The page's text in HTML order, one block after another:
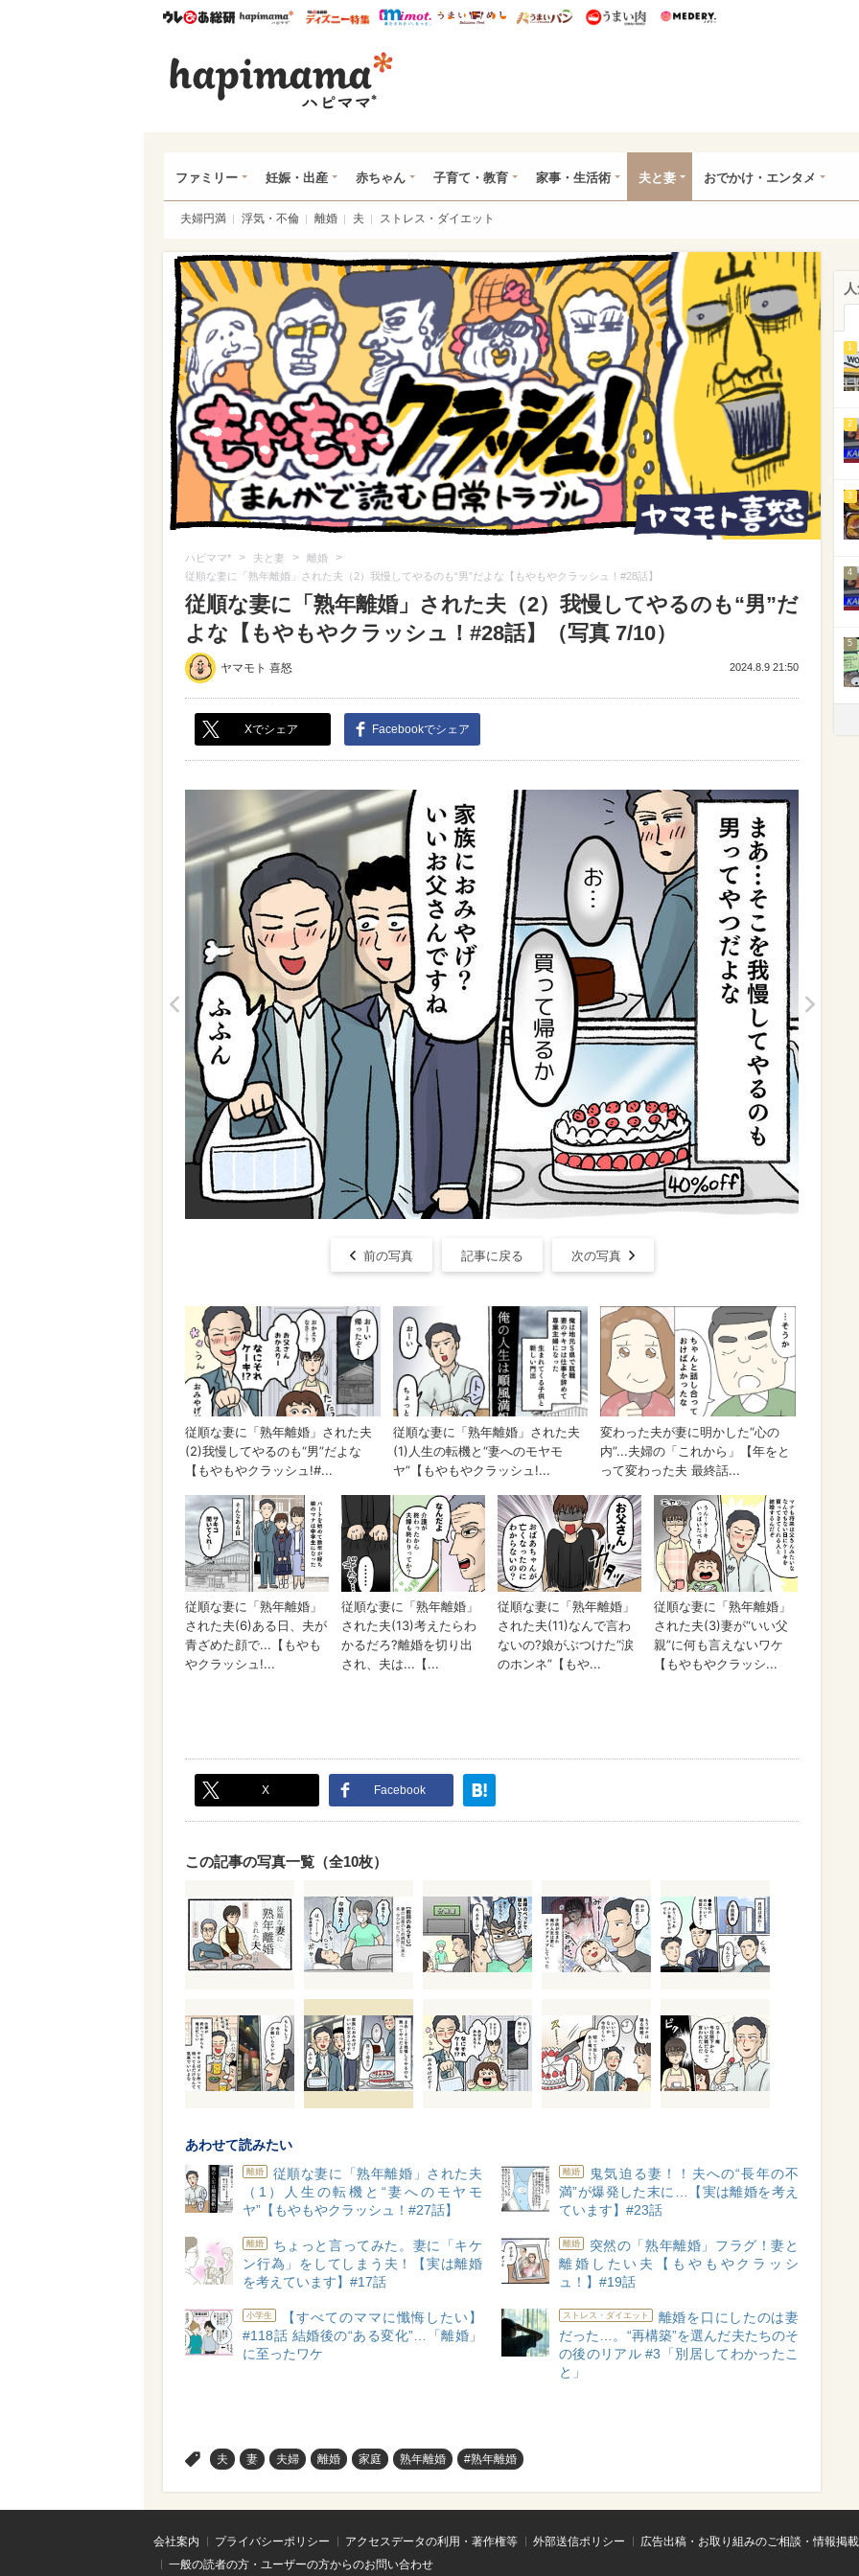
ウレぴあ総研ハピママ* ウレぴあ総研 ディズニー特集
mimot. うまいめし うまいパン うまい肉
ファミリー 妊娠・出産 赤ちゃん 子育て・教育 家事・生活術 夫と妻 おでかけ・エンタメ
夫婦円満 浮気・不倫 離婚 夫 ストレス・ダイエット
ハピママ* > 夫と妻 > 離婚 >
従順な妻に「熟年離婚」された夫（2）我慢してやるのも“男”だよな【もやもやクラッシュ！#28話】
従順な妻に「熟年離婚」された夫（2）我慢してやるのも“男”だ
よな【もやもやクラッシュ！#28話】（写真 7/10）
ヤマモト 喜怒 2024.8.9 21:50
Xでシェア Facebookでシェア
前の写真 記事に戻る 次の写真
X Facebook
この記事の写真一覧（全10枚）
あわせて読みたい
離婚
従順な妻に「熟年離婚」された夫
（1）人生の転機と“妻へのモヤモ
ヤ”【もやもやクラッシュ！#27話】
離婚
鬼気迫る妻！！夫への“長年の不
満”が爆発した末に…【実は離婚を考え
ています】#23話
離婚
ちょっと言ってみた。妻に「キケ
ン行為」をしてしまう夫！【実は離婚
を考えています】#17話
離婚
突然の「熟年離婚」フラグ！妻と
離婚したい夫【もやもやクラッシ
ュ！】#19話
小学生
【すべてのママに懺悔したい】
#118話 結婚後の“ある変化”…「離婚」
に至ったワケ
ストレス・ダイエット
離婚を口にしたのは妻
だった…。“再構築”を選んだ夫たちのそ
の後のリアル #3「別居してわかったこ
と」
夫 妻 夫婦 離婚 家庭 熟年離婚 #熟年離婚
1
2
3
4
5
会社案内 プライバシーポリシー アクセスデータの利用・著作権等 外部送信ポリシー
広告出稿・お取り組みのご相談・情報掲
一般の読者の方・ユーザーの方からのお問い合わせ